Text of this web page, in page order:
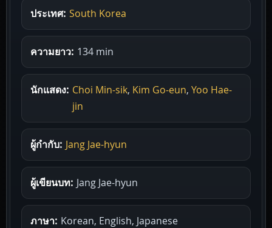
ประเทศ: South Korea
ความยาว: 134 min
นักแสดง: Choi Min-sik, Kim Go-eun, Yoo Hae-
jin
ผู้กำกับ: Jang Jae-hyun
ผู้เขียนบท: Jang Jae-hyun
ภาษา: Korean, English, Japanese